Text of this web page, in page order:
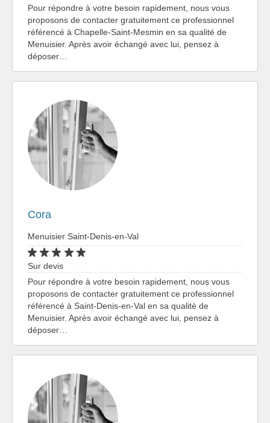
Pour répondre à votre besoin rapidement, nous vous
proposons de contacter gratuitement ce professionnel
référencé à Chapelle-Saint-Mesmin en sa qualité de
Menuisier. Après avoir échangé avec lui, pensez à
déposer…
Cora
Menuisier Saint-Denis-en-Val
Sur devis
Pour répondre à votre besoin rapidement, nous vous
proposons de contacter gratuitement ce professionnel
référencé à Saint-Denis-en-Val en sa qualité de
Menuisier. Après avoir échangé avec lui, pensez à
déposer…